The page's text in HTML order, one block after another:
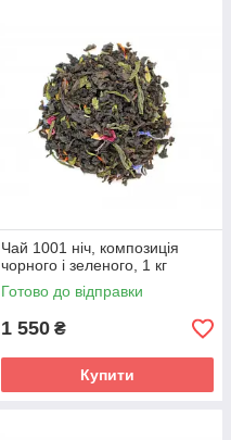
Чай 1001 ніч, композиція
чорного і зеленого, 1 кг
Готово до відправки
1 550 ₴
Купити